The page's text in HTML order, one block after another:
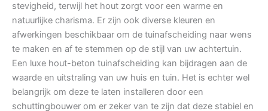
stevigheid, terwijl het hout zorgt voor een warme en
natuurlijke charisma. Er zijn ook diverse kleuren en
afwerkingen beschikbaar om de tuinafscheiding naar wens
te maken en af te stemmen op de stijl van uw achtertuin.
Een luxe hout-beton tuinafscheiding kan bijdragen aan de
waarde en uitstraling van uw huis en tuin. Het is echter wel
belangrijk om deze te laten installeren door een
schuttingbouwer om er zeker van te zijn dat deze stabiel en